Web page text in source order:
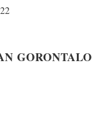
GORONTALO